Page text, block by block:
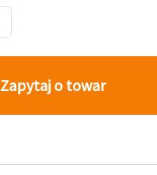
Zapytaj o towar